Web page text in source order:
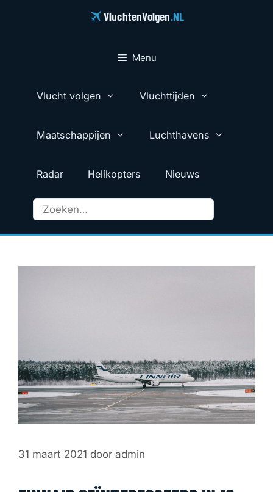
VluchtenVolgen.NL
Menu
Vlucht volgen Vluchttijden
Maatschappijen Luchthavens
Radar Helikopters Nieuws
31 maart 2021 door admin